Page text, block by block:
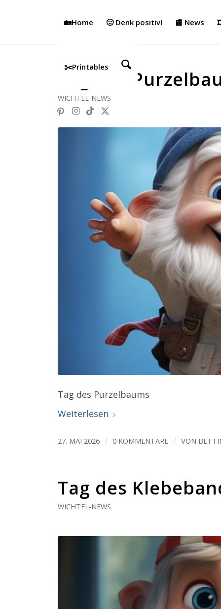
🏡Home 🙂 Denk positiv! 📰 News
✂️Printables
Tag des
WICHTEL-NEWS
Tag des Purzelbaums
Weiterlesen
27. MAI 2026 / 0 KOMMENTARE / VON
Tag des
WICHTEL-NEWS